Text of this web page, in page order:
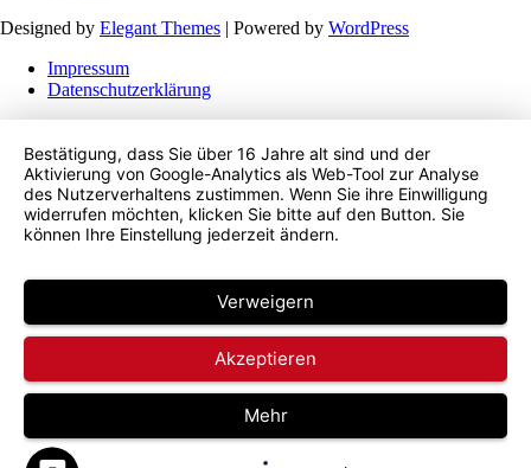
Designed by Elegant Themes | Powered by WordPress
Impressum
Datenschutzerklärung
Bestätigung, dass Sie über 16 Jahre alt sind und der
Aktivierung von Google-Analytics als Web-Tool zur Analyse
des Nutzerverhaltens zustimmen. Wenn Sie ihre Einwilligung
widerrufen möchten, klicken Sie bitte auf den Button. Sie
können Ihre Einstellung jederzeit ändern.
Verweigern
Akzeptieren
Mehr